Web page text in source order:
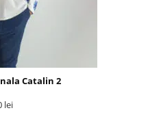
Catalin 2
lei